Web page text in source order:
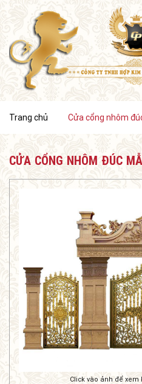
Trang chủ Cửa cổng nhôm
CỬA CỔNG NHÔM ĐÚC
Click vào ảnh để